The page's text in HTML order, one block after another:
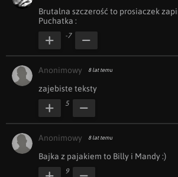
Brutalna szczerość to prosiaczek
Puchatka :
-7
Anonimowy 8 lat temu
zajebiste teksty
5
Anonimowy 8 lat temu
Bajka z pajakiem to Billy i Mandy :)
9